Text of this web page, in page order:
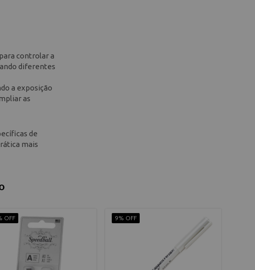
controlar a
diferentes
a exposição
as
de
mais
OFF 9% OFF